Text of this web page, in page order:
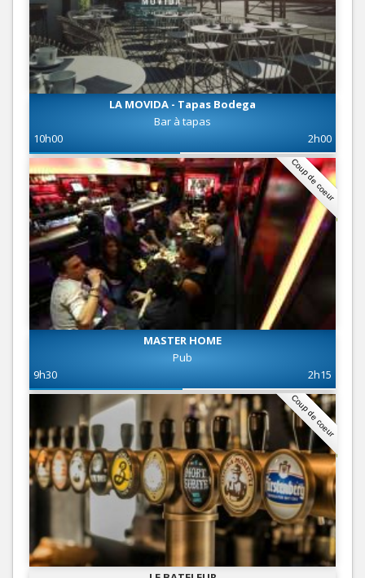
LA MOVIDA - Tapas Bodega
Bar à tapas
10h00
2h00
Coup de coeur
MASTER HOME
Pub
9h30
2h15
Coup de coeur